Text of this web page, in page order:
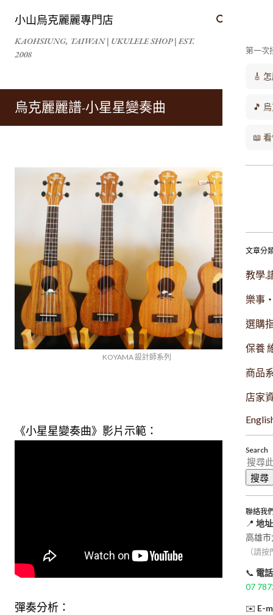
跳到主要內容
小山烏克麗麗專門店
KAOHSIUNG, TAIWAN | UKULELE SHOP | EST.
2008
烏克麗麗譜-小星星變奏曲
KOYAMA 設計師系列
《小星星變奏曲》影片示範：
彈奏分析：
第一次
🎸
🎵
📖
文章分
教學.
樂事
選購
保養
商品
店家
Search
聯絡我
📍 地址
高雄市
（請
📞 電話
07
✉️ E-